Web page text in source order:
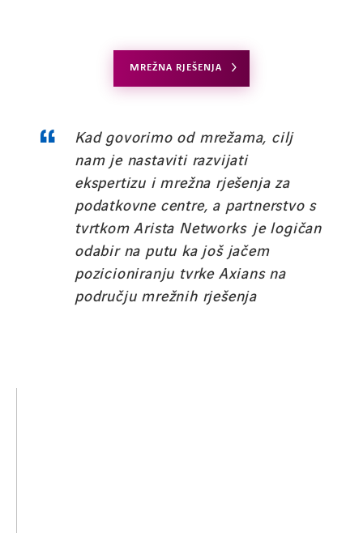
LINKEDINYOUTUBEINSTAGRAM
MREŽNA RJEŠENJA
Kad govorimo od mrežama, cilj
nam je nastaviti razvijati
ekspertizu i mrežna rješenja za
podatkovne centre, a partnerstvo s
tvrtkom Arista Networks je logičan
odabir na putu ka još jačem
pozicioniranju tvrke Axians na
području mrežnih rješenja